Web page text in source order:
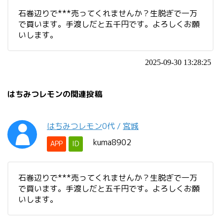
石巻辺りで***売ってくれませんか？生脱ぎで一万
で買います。手渡しだと五千円です。よろしくお願
いします。
2025-09-30 13:28:25
はちみつレモンの関連投稿
はちみつレモン0代 / 宮城
APP ID kuma8902
石巻辺りで***売ってくれませんか？生脱ぎで一万
で買います。手渡しだと五千円です。よろしくお願
いします。